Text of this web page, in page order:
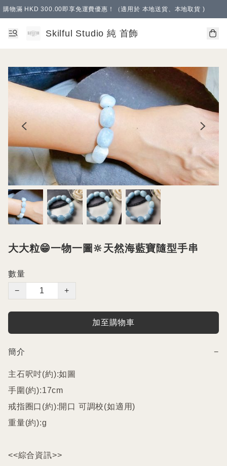
購物滿 HKD 300.00即享免運費優惠！（適用於 本地送貨、本地取貨 )
Skilful Studio 純 首飾
大大粒😁一物一圖🔆天然海藍寶隨型手串
數量
−
+
加至購物車
簡介 −
主石呎吋(約):如圖
手圍(約):17cm
戒指圈口(約):開口 可調校(如適用)
重量(約):g
<<綜合資訊>>